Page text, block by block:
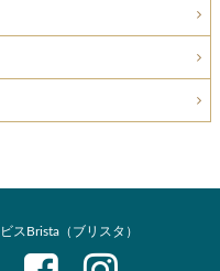
スBrista（ブリスタ）